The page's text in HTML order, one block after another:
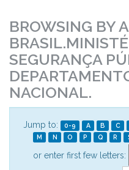
BROWSING BY
SEGURANÇA
NACIONAL.
Jump to: 0-9 A B C
M
N O P Q R
or enter first few letters: